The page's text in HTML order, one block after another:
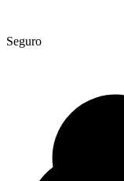
Seguro